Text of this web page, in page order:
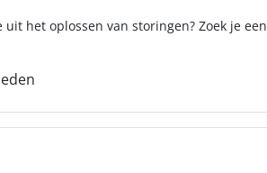
het oplossen van storingen? Zoek je een